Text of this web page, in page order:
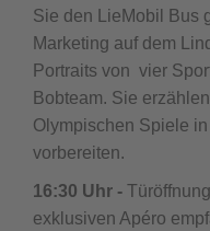
Sie den LieMobil Bus
Marketing auf dem
Portraits von vier
Bobteam. Sie
Olympischen Spiele
vorbereiten.
16:30 Uhr -
exklusiven Apéro